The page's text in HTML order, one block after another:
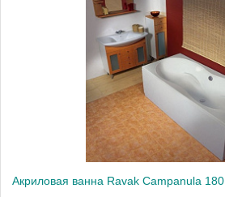
Акриловая ванна Ravak Campanula 180